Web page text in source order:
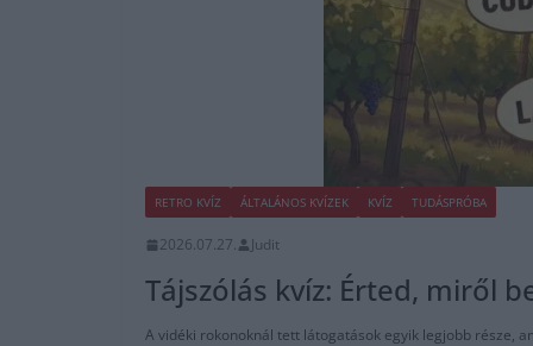
RETRO KVÍZ ÁLTALÁNOS KVÍZEK KVÍZ TUDÁSPRÓBA
2026.07.27. Judit
Tájszólás kvíz: Érted, miről
A vidéki rokonoknál tett látogatások egyik legjobb része,